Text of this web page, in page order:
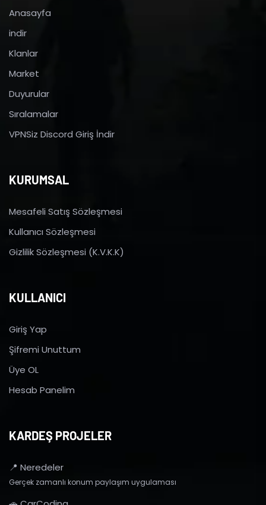
Anasayfa
indir
Klanlar
Market
Duyurular
Sıralamalar
VPNSiz Discord Giriş İndir
KURUMSAL
Mesafeli Satış Sözleşmesi
Kullanıcı Sözleşmesi
Gizlilik Sözleşmesi (K.V.K.K)
KULLANICI
Giriş Yap
Şifremi Unuttum
Üye OL
Hesab Panelim
KARDEŞ PROJELER
📍 Neredeler
Gerçek zamanlı konum paylaşım uygulaması